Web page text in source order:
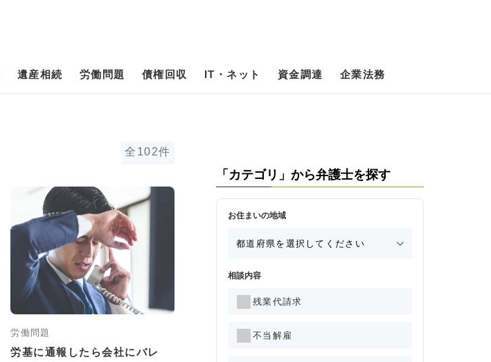
遺産相続 労働問題 債権回収 IT・ネット 資金調達 企業法務
全102件
労働問題
労基に通報したら会社にバレ
「カテゴリ」から弁護士を探す
お住まいの地域
相談内容
残業代請求
不当解雇